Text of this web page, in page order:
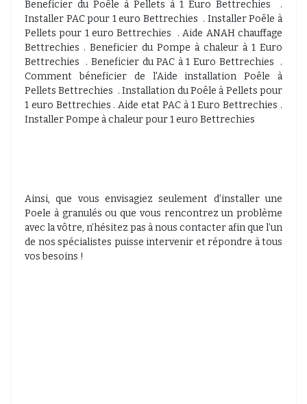
Beneficier du Poêle à Pellets à 1 Euro Bettrechies .
Installer PAC pour 1 euro Bettrechies . Installer Poêle à
Pellets pour 1 euro Bettrechies . Aide ANAH chauffage
Bettrechies . Beneficier du Pompe à chaleur à 1 Euro
Bettrechies . Beneficier du PAC à 1 Euro Bettrechies .
Comment béneficier de l'Aide installation Poêle à
Pellets Bettrechies . Installation du Poêle à Pellets pour
1 euro Bettrechies . Aide etat PAC à 1 Euro Bettrechies .
Installer Pompe à chaleur pour 1 euro Bettrechies
Ainsi, que vous envisagiez seulement d’installer une
Poele à granulés ou que vous rencontrez un problème
avec la vôtre, n’hésitez pas à nous contacter afin que l’un
de nos spécialistes puisse intervenir et répondre à tous
vos besoins !